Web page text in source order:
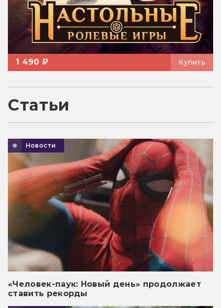
1 490 ₽ Купить
Статьи
Новости
«Человек-паук: Новый день» продолжает
ставить рекорды